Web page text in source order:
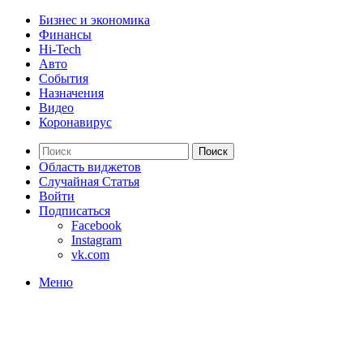
Бизнес и экономика
Финансы
Hi-Tech
Авто
События
Назначения
Видео
Коронавирус
Поиск
Область виджетов
Случайная Статья
Войти
Подписаться
Facebook
Instagram
vk.com
Меню